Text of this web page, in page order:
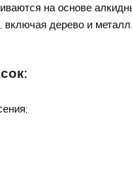
на основе
включая дерево и